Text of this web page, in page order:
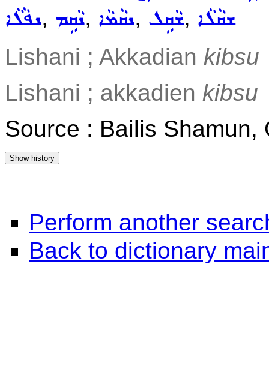
ܢܦܵܠܵܐ, ܢܵܩܹܡ, ܢܩܵܡܵܐ, ܫܵܩܹܠ, ܫܩܵܠܵܐ
Lishani ; Akkadian kibsu
Lishani ; akkadien kibsu
Source : Bailis Shamun,
Perform another
Back to dictionary